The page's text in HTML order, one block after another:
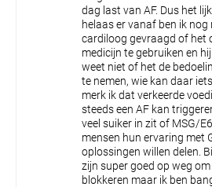
dag last van AF. Dus het
helaas er vanaf ben ik nog
cardiloog gevraagd of het
medicijn te gebruiken en
weet niet of het de
te nemen, wie kan daar
merk ik dat verkeerde
steeds een AF kan
veel suiker in zit of MSG/
mensen hun ervaring met
oplossingen willen delen.
zijn super goed op weg
blokkeren maar ik ben